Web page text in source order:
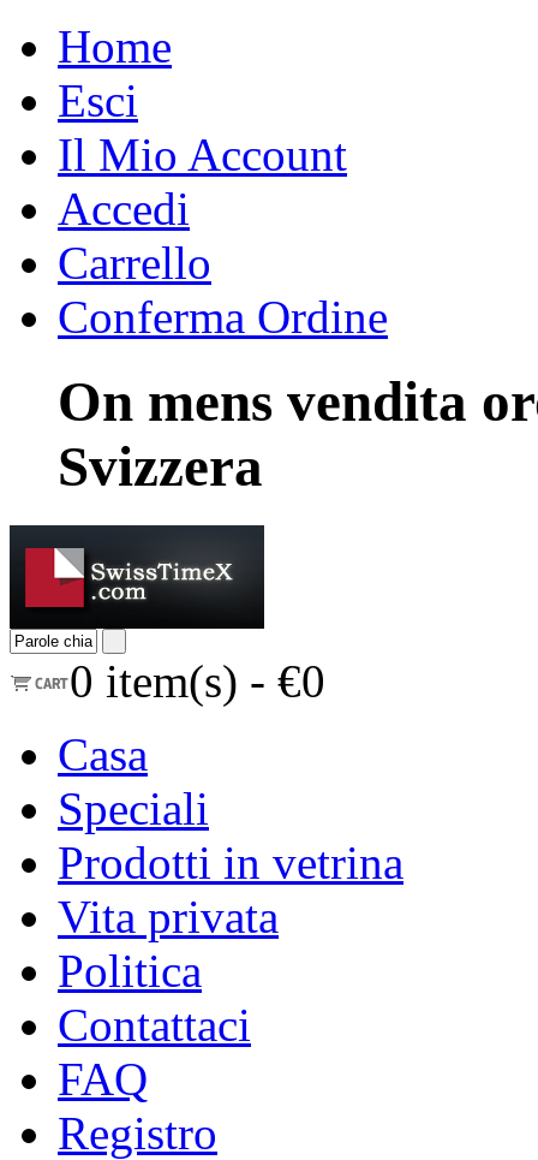
Home
Esci
Il Mio Account
Accedi
Carrello
Conferma Ordine
On mens vendita
Svizzera
0 item(s) - €0
Casa
Speciali
Prodotti in vetrina
Vita privata
Politica
Contattaci
FAQ
Registro